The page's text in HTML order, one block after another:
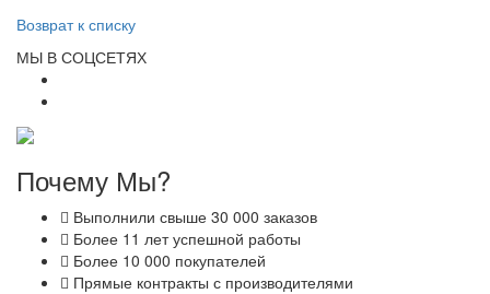
Возврат к списку
МЫ В СОЦСЕТЯХ
Почему Мы?
Выполнили свыше 30 000 заказов
Более 11 лет успешной работы
Более 10 000 покупателей
Прямые контракты с производителями